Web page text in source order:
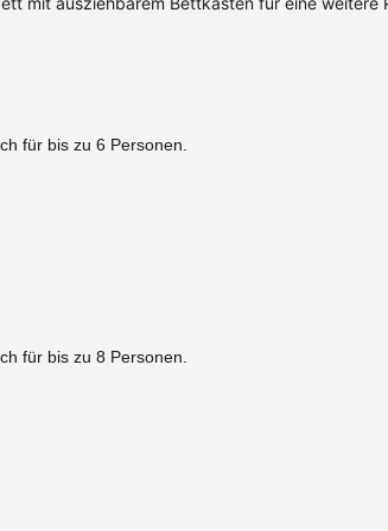
für bis zu 6 Personen.
für bis zu 8 Personen.